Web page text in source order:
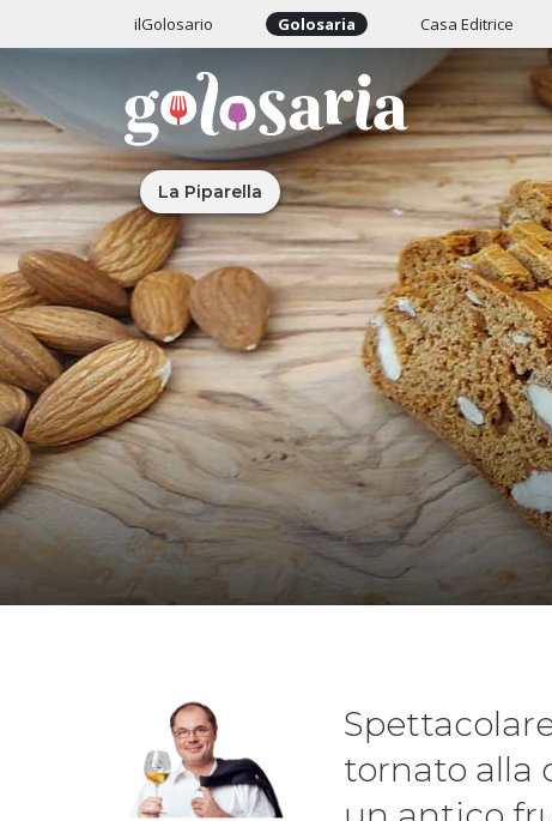
ilGolosario Golosaria Casa Editrice
La Piparella
tornato alla